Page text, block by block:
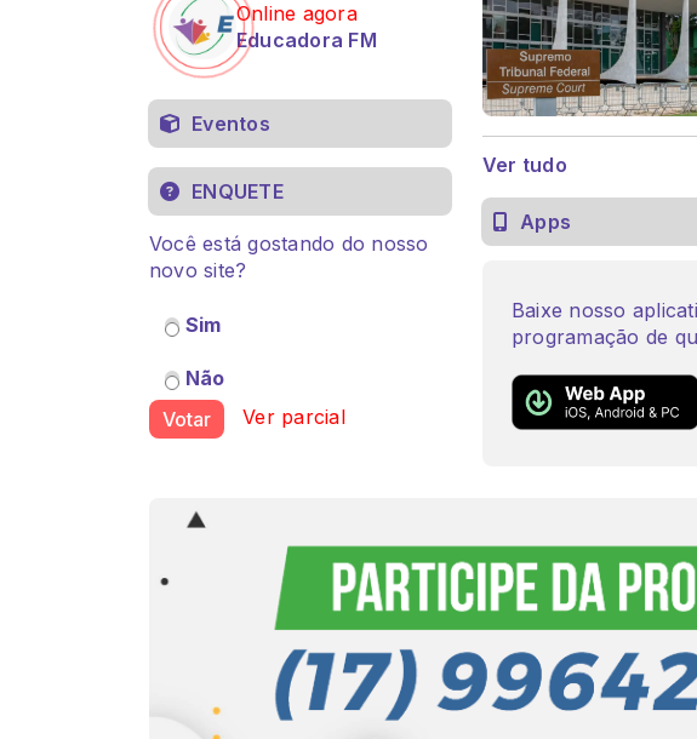
Ver tudo
Apps
Baixe nosso
programação de
Online agora
Educadora FM
Eventos
ENQUETE
Você está gostando do nosso
novo site?
Sim
Não
Votar
Ver parcial